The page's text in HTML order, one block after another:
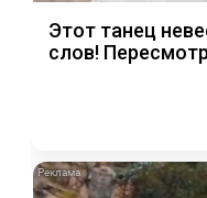
Этот танец
слов!